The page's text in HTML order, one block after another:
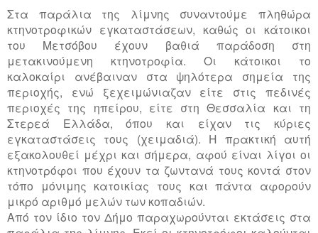
Στα παράλια της λίμνης συναντούμε πληθώρα
κτηνοτροφικών εγκαταστάσεων, καθώς οι κάτοικοι
του Μετσόβου έχουν βαθιά παράδοση στη
μετακινούμενη κτηνοτροφία. Οι κάτοικοι το
καλοκαίρι ανέβαιναν στα ψηλότερα σημεία της
περιοχής, ενώ ξεχειμώνιαζαν είτε στις πεδινές
περιοχές της ηπείρου, είτε στη Θεσσαλία και τη
Στερεά Ελλάδα, όπου και είχαν τις κύριες
εγκαταστάσεις τους (χειμαδιά). Η πρακτική αυτή
εξακολουθεί μέχρι και σήμερα, αφού είναι λίγοι οι
κτηνοτρόφοι που έχουν τα ζωντανά τους κοντά στον
τόπο μόνιμης κατοικίας τους και πάντα αφορούν
μικρό αριθμό μελών των κοπαδιών.
Από τον ίδιο τον Δήμο παραχωρούνται εκτάσεις στα